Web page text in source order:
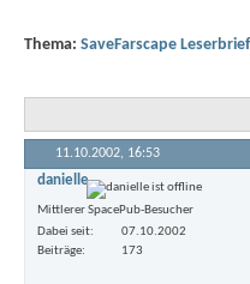
Thema: SaveFarscape
11.10.2002, 16:53
danielle
Mittlerer SpacePub-Besucher
Dabei seit
07.10.2002
Beiträge
173